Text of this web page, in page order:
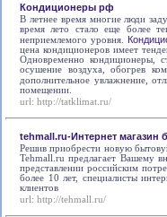
Кондиционеры рф
В летнее время многие люди
время лето стало еще более
неприемлемого уровня.
цена кондиционеров имеет
Одновременно кондиционеры,
осушение воздуха, обогрев
дополнительное увлажнение,
помещении.
url: http://tatklimat.ru/
tehmall.ru-Интернет магазин
Решив приобрести новую
Tehmall.ru предлагает Вашему
представлении российским
более 10 лет, специалисты
клиентов
url: http://tehmall.ru/